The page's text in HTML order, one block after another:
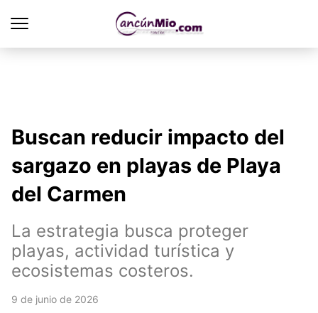
Buscan reducir impacto del
sargazo en playas de Playa
del Carmen
La estrategia busca proteger
playas, actividad turística y
ecosistemas costeros.
9 de junio de 2026